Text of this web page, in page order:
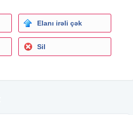
Elanı irəli çək
Sil